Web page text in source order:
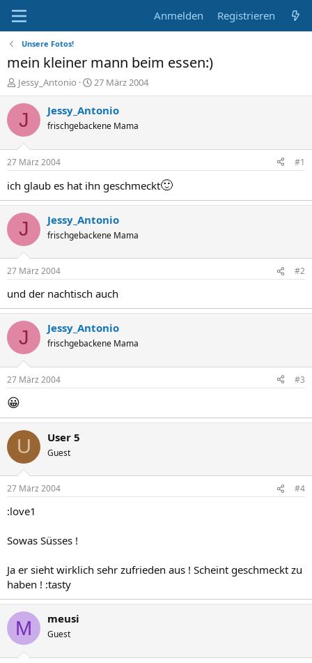
Anmelden Registrieren
Unsere Fotos!
mein kleiner mann beim essen:)
E
r
s
e
r
Jessy_Antonio
E
r
s
t
e
t
a
27 März 2004
J Jessy_Antonio
frischgebackene Mama
27 März 2004 #1
ich glaub es hat ihn geschmeckt🙂
J Jessy_Antonio
frischgebackene Mama
27 März 2004 #2
und der nachtisch auch
J Jessy_Antonio
frischgebackene Mama
27 März 2004 #3
😀
U User 5
Guest
27 März 2004 #4
:love1
Sowas Süsses !
Ja er sieht wirklich sehr zufrieden aus ! Scheint geschmeckt zu
haben ! :tasty
M meusi
Guest